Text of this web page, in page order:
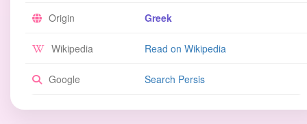
Origin Greek
Wikipedia Read on Wikipedia
Google Search Persis